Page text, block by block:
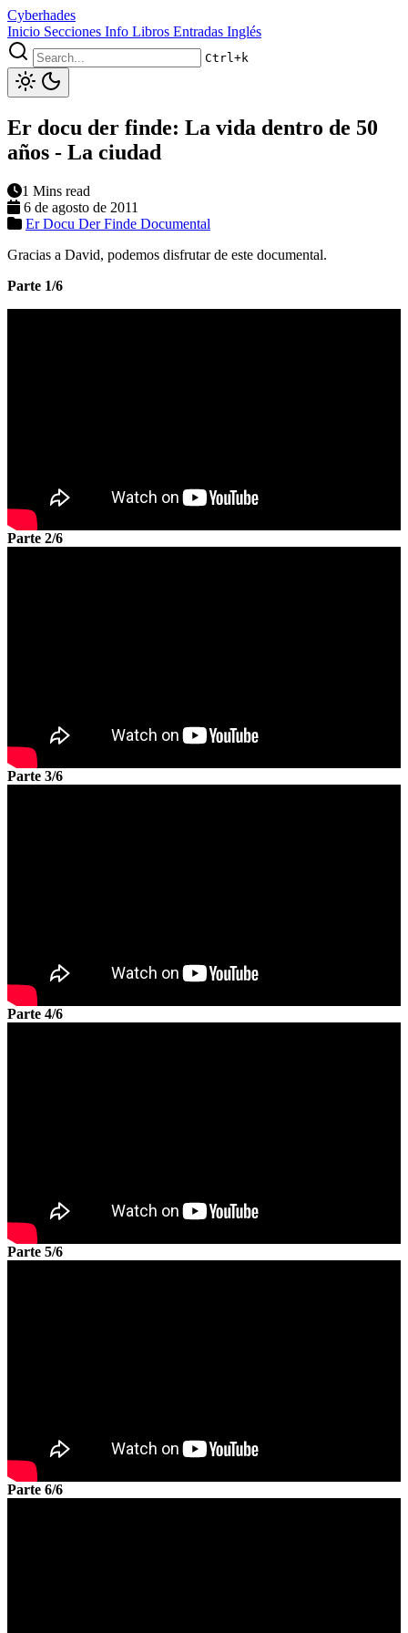
Cyberhades
Inicio Secciones Info Libros Entradas Inglés
Ctrl+k
Er docu der finde: La vida dentro de 50
años - La ciudad
1 Mins read
6 de agosto de 2011
Er Docu Der Finde Documental
Gracias a David, podemos disfrutar de este documental.
Parte 1/6
Parte 2/6
Parte 3/6
Parte 4/6
Parte 5/6
Parte 6/6